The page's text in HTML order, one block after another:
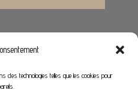
des technologies telles que les cookies pour